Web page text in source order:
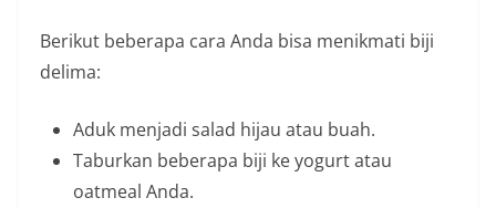
Berikut beberapa cara Anda bisa menikmati biji
delima:
Aduk menjadi salad hijau atau buah.
Taburkan beberapa biji ke yogurt atau
oatmeal Anda.